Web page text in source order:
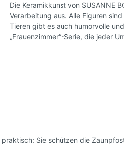
Die Keramikkunst von SUSANNE
Verarbeitung aus. Alle Figuren
Tieren gibt es auch humorvolle
„Frauenzimmer“-Serie, die jeder
Sie schützen die